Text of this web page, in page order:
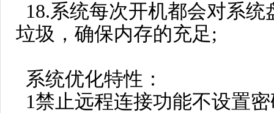
18.系统每次开机都会对系
垃圾，确保内存的充足;
系统优化特性：
1禁止远程连接功能不设置